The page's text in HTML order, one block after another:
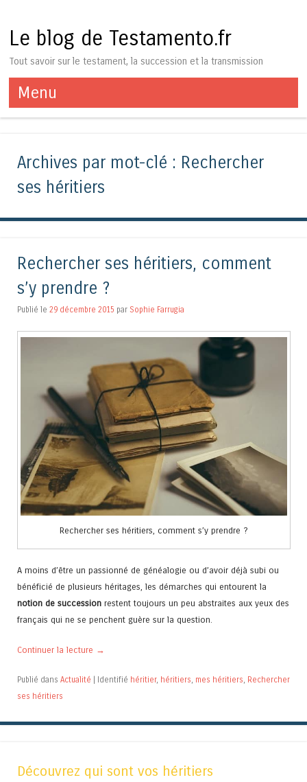
Le blog de Testamento.fr
Tout savoir sur le testament, la succession et la transmission
Menu
Aller au contenu
Archives par mot-clé : Rechercher
ses héritiers
Rechercher ses héritiers, comment
s’y prendre ?
Publié le 29 décembre 2015 par Sophie Farrugia
Rechercher ses héritiers, comment s’y prendre ?
A moins d’être un passionné de généalogie ou d’avoir déjà subi ou
bénéficié de plusieurs héritages, les démarches qui entourent la
notion de succession restent toujours un peu abstraites aux yeux des
français qui ne se penchent guère sur la question.
Continuer la lecture →
Publié dans Actualité | Identifié héritier, héritiers mes héritiers Rechercher
ses héritiers
Découvrez qui sont vos héritiers